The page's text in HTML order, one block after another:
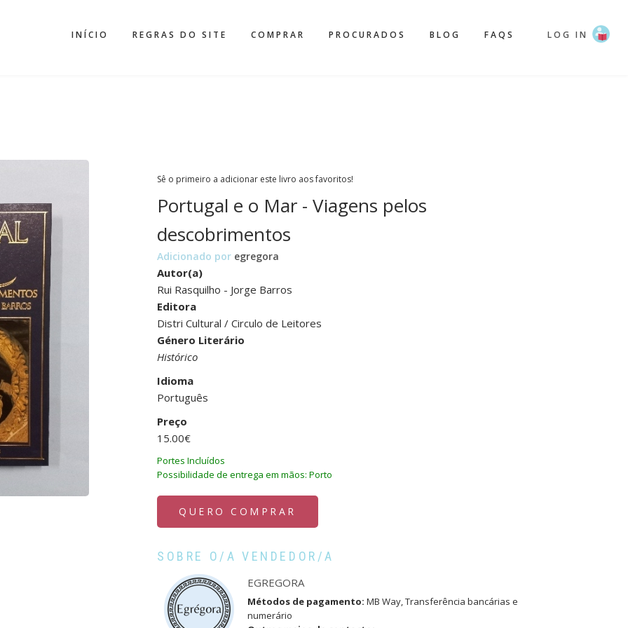
INÍCIO REGRAS DO SITE COMPRAR PROCURADOS BLOG FAQS LOG IN
Sê o primeiro a adicionar este livro aos favoritos!
Portugal e o Mar - Viagens pelos
descobrimentos
Adicionado por egregora
Autor(a)
Rui Rasquilho - Jorge Barros
Editora
Distri Cultural / Circulo de Leitores
Género Literário
Histórico
Idioma
Português
Preço
15.00€
Portes Incluídos
Possibilidade de entrega em mãos: Porto
QUERO COMPRAR
SOBRE O/A VENDEDOR/A
EGREGORA
Métodos de pagamento: MB Way, Transferência bancárias e
numerário